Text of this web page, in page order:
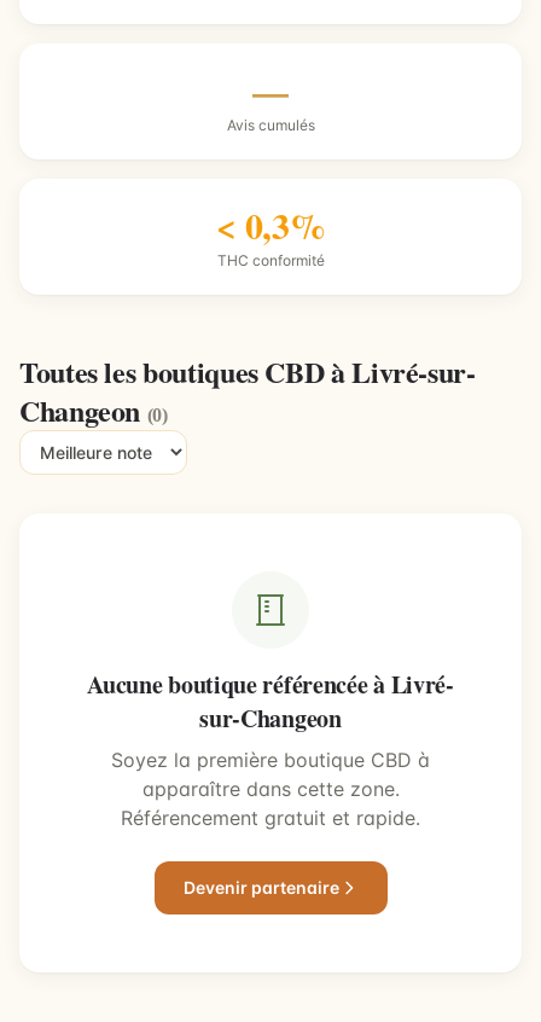
—
Avis cumulés
< 0,3%
THC conformité
Toutes les boutiques CBD à Livré-sur-
Changeon (0)
Aucune boutique référencée à Livré-
sur-Changeon
Soyez la première boutique CBD à
apparaître dans cette zone.
Référencement gratuit et rapide.
Devenir partenaire